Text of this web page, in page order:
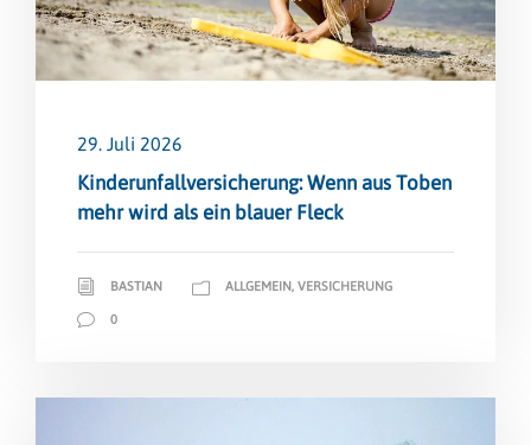
29. Juli 2026
Kinderunfallversicherung: Wenn aus Toben
mehr wird als ein blauer Fleck
BASTIAN ALLGEMEIN , VERSICHERUNG
0